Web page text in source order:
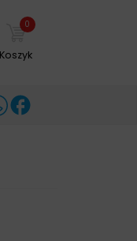
0
Koszyk